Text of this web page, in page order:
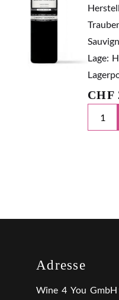
Lage:
CHF
Adresse
Wine 4 You GmbH